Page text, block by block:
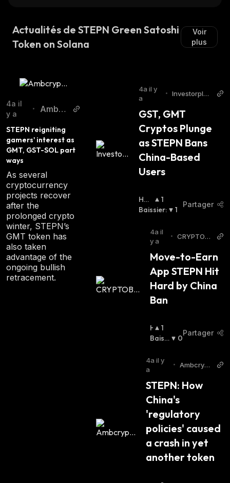
Actualités de STEPN Green Satoshi
Token on Solana
Voir
plus
4a il
y a
•
Ambcr
STEPN reigniting
gamers' interest as
GMT, GST-SOL part
ways
As several
cryptocurrency
projects recover
after the
prolonged crypto
winter, STEPN’s
GMT token has
also taken
advantage of the
ongoing bullish
retracement.
4a il y
a
•
Investorplac
GST, GMT
Cryptos Plunge
as STEPN Bans
China-Based
Users
Hau
Ssie
1
Baissier: 1
Partager
4a il
y a
•
CRYPTOB
Move-to-Earn
App STEPN Hit
Hard by China
Ban
H
A
S
E
R
1
Baissi
0
Partager
4a il y
a
• Ambcrypt
STEPN: How
China's
'regulatory
policies' caused
a crash in yet
another token